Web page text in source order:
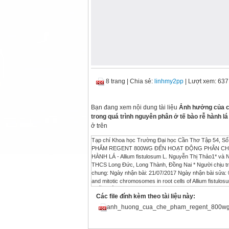
8 trang Chia sẻ: linhmy2pp | Lượt xem: 637
Bạn đang xem nội dung tài liệu Ảnh hưởng của
trong quá trình nguyên phân ở tế bào rễ hành
ở trên
Tạp chí Khoa học Trường Đại học Cần Thơ Tập 54,
PHẨM REGENT 800WG ĐẾN HOẠT ĐỘNG PHÂN
HÀNH LÁ - Allium fistulosum L. Nguyễn Thị Thảo1*
THCS Long Đức, Long Thành, Đồng Nai * Người chịu
Các file đính kèm theo tài liệu này: